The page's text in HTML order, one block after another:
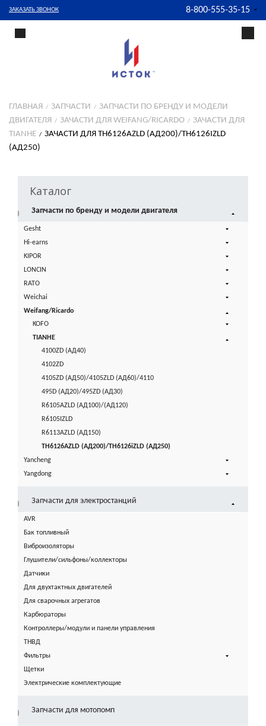
ЗАКАЗАТЬ ЗВОНОК 8-800-555-35-15
ГЛАВНАЯ ЗАПЧАСТИ
ЗАПЧАСТИ ПО БРЕНДУ И МОДЕЛИ
ДВИГАТЕЛЯ
ЗАЧАСТИ ДЛЯ WEIFANG/RICARDO
ЗАЧАСТИ ДЛЯ
TIANHE
ЗАЧАСТИ ДЛЯ TH6126AZLD (АД200)/TH6126IZLD
(АД250)
Каталог
Запчасти по бренду и модели двигателя
Gesht
Hi-earns
KIPOR
LONCIN
RATO
Weichai
Weifang/Ricardo
KOFO
TIANHE
4100ZD (АД40)
4102ZD
4105ZD (АД50)/4105ZLD (АД60)/4110
495D (АД20)/495ZD (АД30)
R6105AZLD (АД100)/(АД120)
R6105IZLD
R6113AZLD (АД150)
TH6126AZLD (АД200)/TH6126iZLD (АД250)
Yancheng
Yangdong
Запчасти для электростанций
AVR
Бак топливный
Виброизоляторы
Глушители/сильфоны/коллекторы
Датчики
Для двухтактных двигателей
Для сварочных агрегатов
Карбюраторы
Контроллеры/модули и панели управления
ТНВД
Фильтры
Щетки
Электрические комплектующие
Запчасти для мотопомп